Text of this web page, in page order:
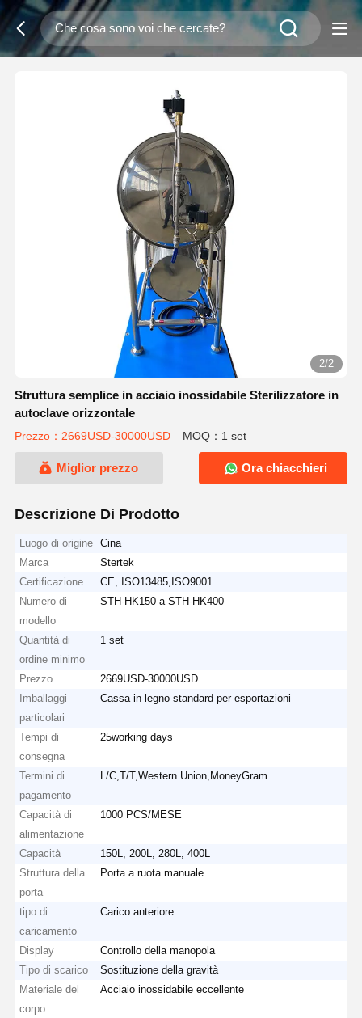
2/2
Struttura semplice in acciaio inossidabile Sterilizzatore in
autoclave orizzontale
Prezzo：2669USD-30000USD MOQ：1 set
Miglior prezzo Ora chiacchieri
Descrizione Di Prodotto
Luogo di origine
Cina
Marca
Stertek
Certificazione
CE, ISO13485,ISO9001
Numero di
modello
STH-HK150 a STH-HK400
Quantità di
ordine minimo
1 set
Prezzo
2669USD-30000USD
Imballaggi
particolari
Cassa in legno standard per esportazioni
Tempi di
consegna
25working days
Termini di
pagamento
L/C,T/T,Western Union,MoneyGram
Capacità di
alimentazione
1000 PCS/MESE
Capacità
150L, 200L, 280L, 400L
Struttura della
porta
Porta a ruota manuale
tipo di
caricamento
Carico anteriore
Display
Controllo della manopola
Tipo di scarico
Sostituzione della gravità
Materiale del
corpo
Acciaio inossidabile eccellente